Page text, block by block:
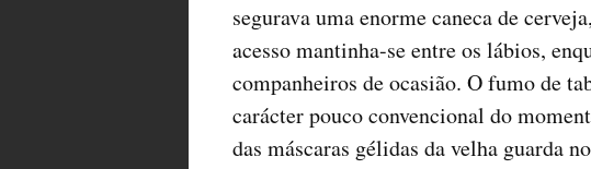
segurava uma enorme caneca de
acesso mantinha-se entre os lábios,
companheiros de ocasião. O fumo de
carácter pouco convencional do
das máscaras gélidas da velha guarda